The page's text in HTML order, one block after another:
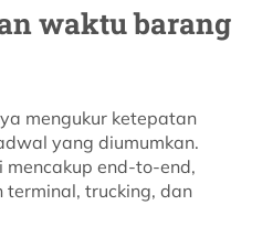
waktu barang
mengukur ketepatan
yang diumumkan.
end-to-end,
terminal, trucking, dan